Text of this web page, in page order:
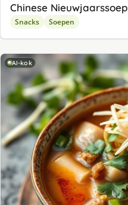
Chinese Nieuwjaarssoep
Snacks Soepen
AI-kok